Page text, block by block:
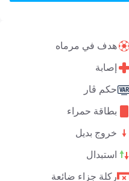
هدف في مرماه
إصابة
حكم ڤار
بطاقة حمراء
خروج بديل
استبدال
ركلة جزاء ضائعة